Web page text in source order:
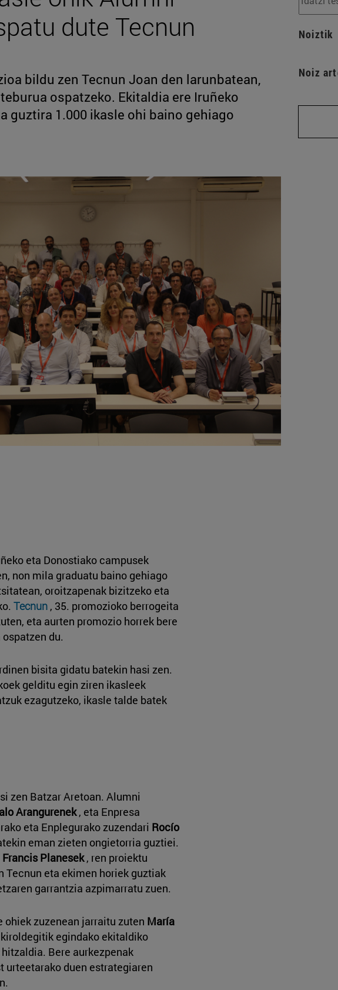
dute Tecnun
bildu zen Tecnun Joan den larunbatean,
ospatzeko. Ekitaldia ere Iruñeko
guztira 1.000 ikasle ohi baino gehiago
eta Donostiako campusek
non mila graduatu baino gehiago
oroitzapenak bizitzeko eta
Tecnun , 35. promozioko berrogeita
eta aurten promozio horrek bere
du.
bisita gidatu batekin hasi zen.
gelditu egin ziren ikasleek
ezagutzeko, ikasle talde batek
zen Batzar Aretoan. Alumni
Arangurenek, eta Enpresa
eta Enplegurako zuzendari Rocío
eman zieten ongietorria guztiei.
Francis Planesek, ren proiektu
Tecnun eta ekimen horiek guztiak
garrantzia azpimarratu zuen.
zuzenean jarraitu zuten María
egindako ekitaldiko
Bere aurkezpenak
urteetarako duen estrategiaren
Noiztik
Noiz